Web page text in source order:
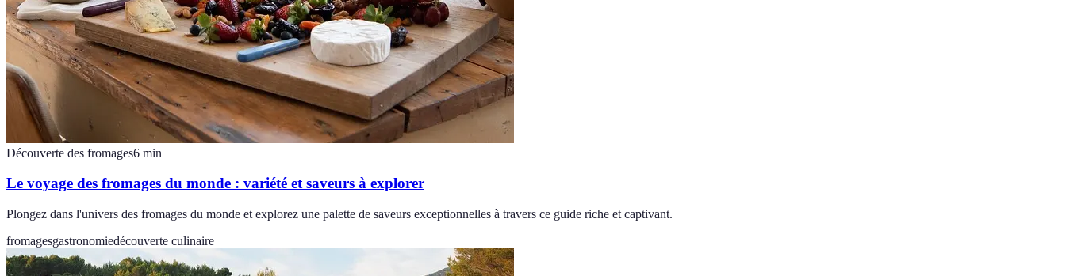
Découverte des fromages6 min
Le voyage des fromages du monde : variété et saveurs à explorer
Plongez dans l'univers des fromages du monde et explorez une palette de saveurs exceptionnelles à travers ce guide riche et captivant.
fromagesgastronomiedécouverte culinaire